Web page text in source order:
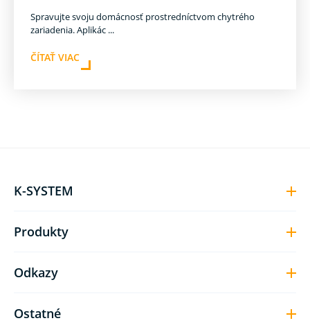
Spravujte svoju domácnosť prostredníctvom chytrého
zariadenia. Aplikác ...
ČÍTAŤ VIAC
K-SYSTEM
Produkty
Odkazy
Ostatné